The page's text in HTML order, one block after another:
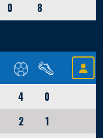
0 8
4
0
2
1